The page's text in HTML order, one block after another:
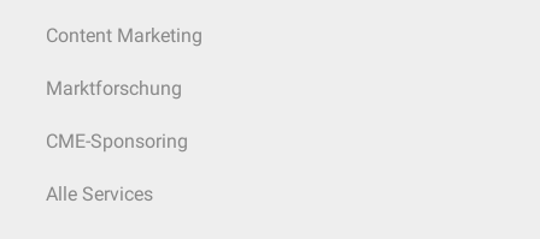
Content Marketing
Marktforschung
CME-Sponsoring
Alle Services